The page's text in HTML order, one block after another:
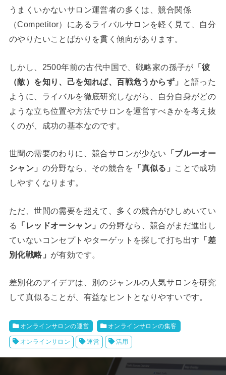
うまくいかないサロン運営者の多くは、競合関係
（Competitor）にあるライバルサロンを軽く見て、自分
のやりたいことばかりを貫く傾向があります。
しかし、2500年前の古代中国で、戦略家の孫子が 「彼
（敵）を知り、己を知れば、百戦危うからず」
と語った
ように、ライバルを徹底研究しながら、自分自身がどの
ような立ち位置や方法でサロンを運営すべきかを考え抜
くのが、成功の基本なのです。
世間の需要のわりに、競合サロンが少ない 「ブルーオー
シャン」 の分野なら、その競合を 「真似る」
ことで成功
しやすくなります。
ただ、世間の需要を超えて、多くの競合がひしめいてい
る
「レッドオーシャン」の分野なら、競合がまだ進出し
ていないコンセプトやターゲットを探して打ち出す 「差
別化戦略」 が有効です。
差別化のアイデアは、別のジャンルの人気サロンを研究
して真似ることが、有益なヒントとなりやすいです。
オンラインサロンの運営 オンラインサロンの集客
オンラインサロン 運営 活用